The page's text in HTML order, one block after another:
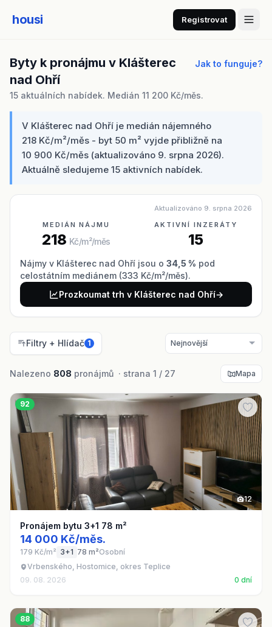
housi Registrovat
Byty k pronájmu v Klášterec
nad Ohří
Jak to funguje?
15 aktuálních nabídek. Medián 11 200 Kč/měs.
V Klášterec nad Ohří je medián nájemného
218 Kč/m²/měs - byt 50 m² vyjde přibližně na
10 900 Kč/měs (aktualizováno 9. srpna 2026).
Aktuálně sledujeme 15 aktivních nabídek.
Aktualizováno 9. srpna 2026
MEDIÁN NÁJMU
218 Kč/m²/měs
AKTIVNÍ INZERÁTY
15
Nájmy v Klášterec nad Ohří jsou o 34,5 % pod
celostátním mediánem (333 Kč/m²/měs).
Prozkoumat trh v Klášterec nad Ohří→
Filtry + Hlídač 1
Nalezeno 808 pronájmů · strana 1 / 27 Mapa
92
12
Pronájem bytu 3+1 78 m²
14 000 Kč/měs.
179 Kč/m² 3+1 78 m²Osobní
Vrbenského, Hostomice, okres Teplice
09. 08. 2026
0 dní
88